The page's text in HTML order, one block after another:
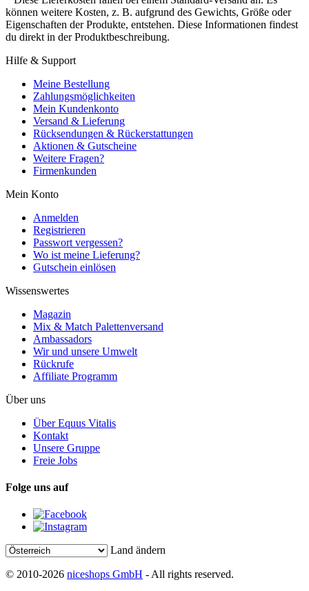
können weitere Kosten, z. B. aufgrund des Gewichts, Größe oder
Eigenschaften der Produkte, entstehen. Diese Informationen findest
du direkt in der Produktbeschreibung.
Hilfe & Support
Meine Bestellung
Zahlungsmöglichkeiten
Mein Kundenkonto
Versand & Lieferung
Rücksendungen & Rückerstattungen
Aktionen & Gutscheine
Weitere Fragen?
Firmenkunden
Mein Konto
Anmelden
Registrieren
Passwort vergessen?
Wo ist meine Lieferung?
Gutschein einlösen
Wissenswertes
Magazin
Mix & Match Palettenversand
Ambassadors
Wir und unsere Umwelt
Rückrufe
Affiliate Programm
Über uns
Über Equus Vitalis
Kontakt
Unsere Gruppe
Freie Jobs
Folge uns auf
Land ändern
© 2010-2026 niceshops GmbH - All rights reserved.